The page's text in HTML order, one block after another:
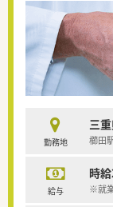
勤務地
三
櫛田
給与
時
※就